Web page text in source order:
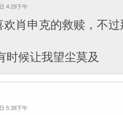
4:29下午
欢肖申克的救赎，不
时候让我望尘莫及
5:38下午